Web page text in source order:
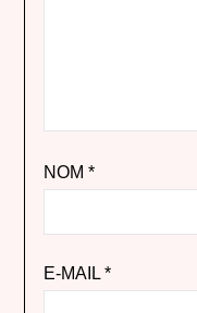
NOM *
E-MAIL *